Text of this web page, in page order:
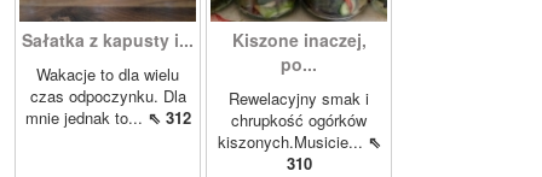
Sałatka z kapusty i...
Wakacje to dla wielu
czas odpoczynku. Dla
mnie jednak to... ⇖ 312
Kiszone inaczej,
po...
Rewelacyjny smak i
chrupkość ogórków
kiszonych.Musicie... ⇖
310